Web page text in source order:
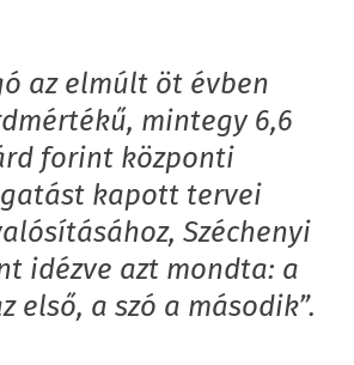
az elmúlt öt évben
mintegy 6,6
forint központi
kapott tervei
Széchenyi
idézve azt mondta: a
első, a szó a második”.